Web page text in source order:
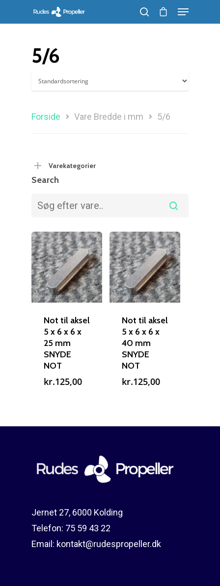
Søg efter et produkt, og tryk på enter
5/6
Forside Vare Bredde i mm 5/6
Varekategorier
Search
Not til aksel
5 x 6 x 6 x
25 mm
SNYDE
NOT
kr.125,00
Not til aksel
5 x 6 x 6 x
40 mm
SNYDE
NOT
kr.125,00
Jernet 27, 6000 Kolding
Telefon: 75 59 43 22
Email: kontakt@rudespropeller.dk
Om reparation
Guides
Kontakt